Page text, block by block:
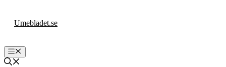
Umebladet.se
Meny